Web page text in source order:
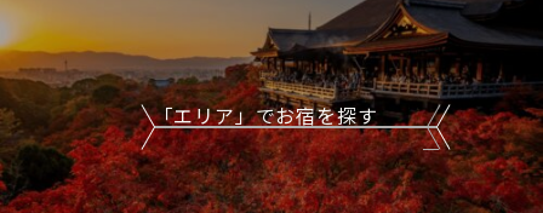
「エリア」でお宿を探す